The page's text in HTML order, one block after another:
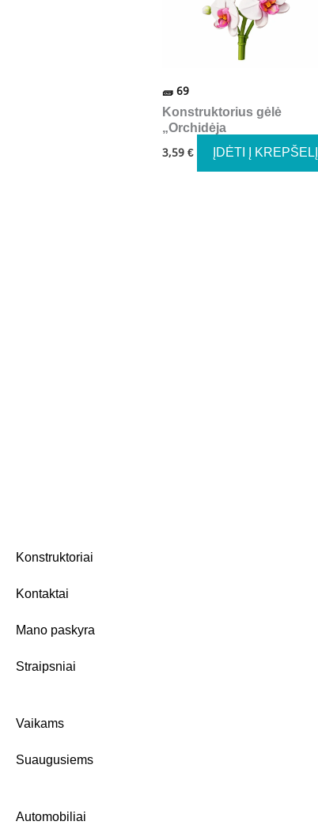
69
Konstruktorius gėlė
„Orchidėja
3,59€ ĮDĖTI Į KREPŠELĮ
Konstruktoriai
Kontaktai
Mano paskyra
Straipsniai
Vaikams
Suaugusiems
Automobiliai